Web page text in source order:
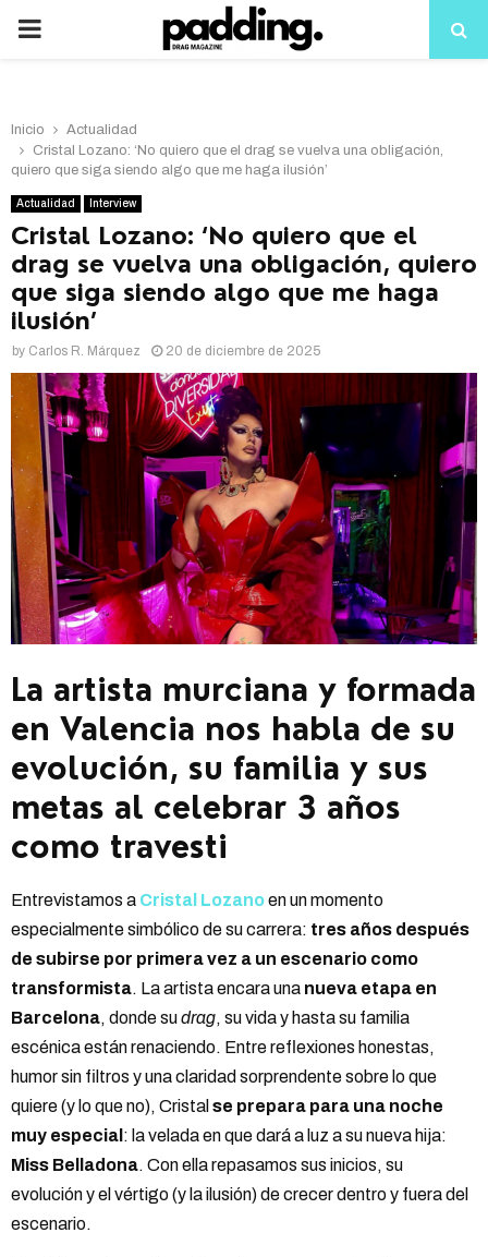
PRIMARY
Inicio
Actualidad
Cristal Lozano: ‘No quiero que el drag se vuelva una obligación,
quiero que siga siendo algo que me haga ilusión’
Actualidad Interview
Cristal Lozano: ‘No quiero que el
drag se vuelva una obligación, quiero
que siga siendo algo que me haga
ilusión’
by Carlos R. Márquez 20 de diciembre de 2025
La artista murciana y formada
en Valencia nos habla de su
evolución, su familia y sus
metas al celebrar 3 años
como travesti
Entrevistamos a Cristal Lozanoen un momento
especialmente simbólico de su carrera: tres años después
de subirse por primera vez a un escenario como
transformista. La artista encara una nueva etapa en
Barcelona, donde sudrag, su vida y hasta su familia
escénica están renaciendo. Entre reflexiones honestas,
humor sin filtros y una claridad sorprendente sobre lo que
quiere (y lo que no), Cristal se prepara para una noche
muy especial : la velada en que dará a luz a su nueva hija:
Miss Belladona. Con ella repasamos sus inicios, su
evolución y el vértigo (y la ilusión) de crecer dentro y fuera del
escenario.